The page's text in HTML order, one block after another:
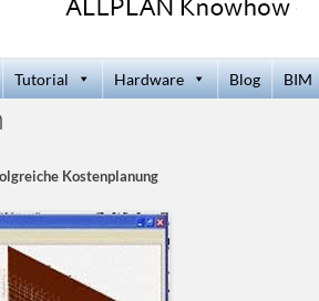
Tutorial Hardware Blog BIM
Kostenplanung